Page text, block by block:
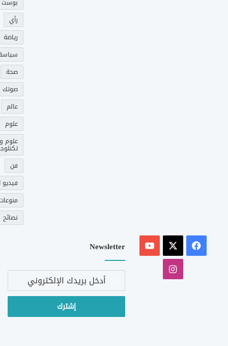
بوست
رأي
رياضة
صحة
عالم
علوم
علوم و
فن
فيديو
نصائح
فيسبوك
‫YouTube
انستقرام
Newsletter
أدخل
الإلكتروني